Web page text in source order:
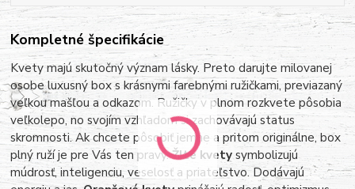
Kompletné špecifikácie
Kvety majú skutočný význam lásky. Preto darujte milovanej
osobe luxusný box s krásnymi farebnými ružičkami, previazaný
veľkou mašľou a odkazom. Ružičky v plnom rozkvete pôsobia
veľkolepo, no svojím vzhľadom si zachovávajú status
skromnosti. Ak chcete pôsobiť jemne a pritom originálne, box
plný ruží je pre Vás ten pravý.Žlté kvetysymbolizujú
múdrosť, inteligenciu, veselosť a priateľstvo. Dodávajú